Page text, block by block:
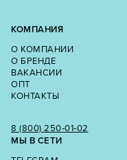
КОМПАНИЯ
О КОМПАНИИ
О БРЕНДЕ
ВАКАНСИИ
ОПТ
КОНТАКТЫ
8 (800) 250‑01‑02
МЫ В СЕТИ